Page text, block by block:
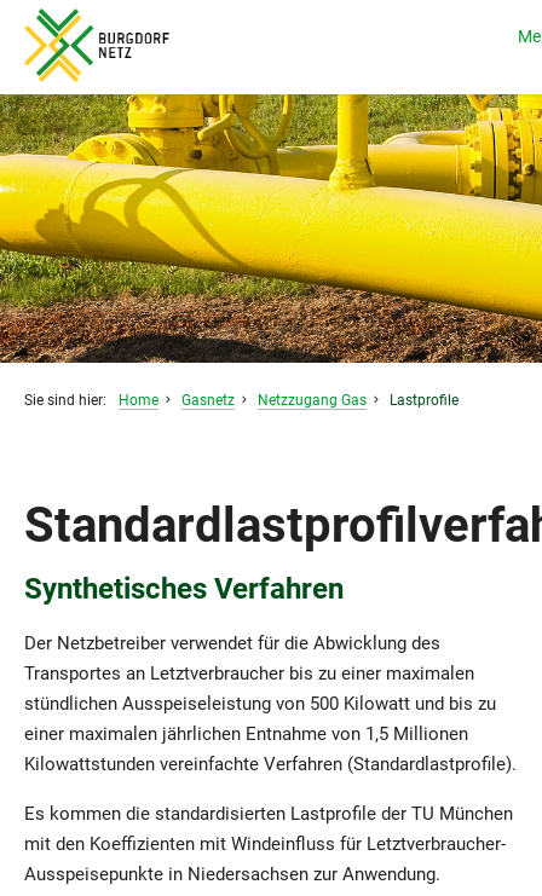
Sie sind hier: Home Gasnetz Netzzugang Gas Lastprofile
Synthetisches Verfahren
Der Netzbetreiber verwendet für die Abwicklung des
Transportes an Letzt­ver­brau­cher bis zu einer maximalen
stündlichen Ausspeiseleistung von 500 Kilowatt und bis zu
einer maximalen jährlichen Entnahme von 1,5 Millionen
Kilowattstunden ver­einfachte Verfahren (Standardlastprofile).
Es kommen die standardisierten Lastprofile der TU München
mit den Koeffizienten mit Windeinfluss für Letztverbraucher-
Ausspeisepunkte in Niedersachsen zur Anwendung.